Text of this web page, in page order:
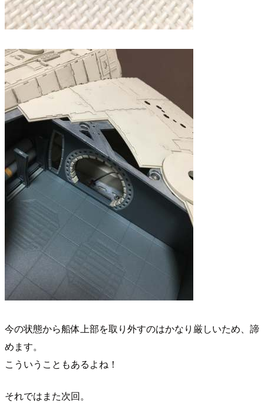
今の状態から船体上部を取り外すのはかなり厳しいため、諦
めます。
こういうこともあるよね！
それではまた次回。